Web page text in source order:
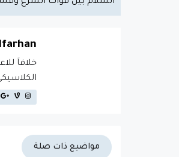
خلافاَ
الكلاسيكي منذ العام 45 قبل
مواضيع ذات صلة